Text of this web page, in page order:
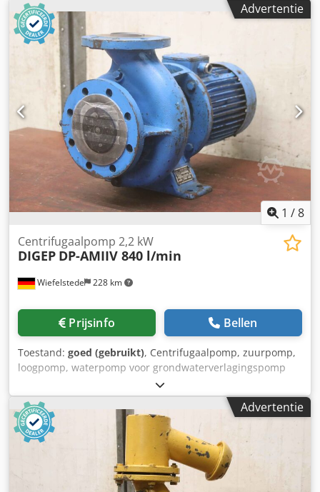
Advertentie
1 /8
Wiefelstede 228 km
Centrifugaalpomp 2,2 kW
DIGEP DP-AMIIV 840 l/min
Prijsinfo Bellen
Toestand: goed (gebruikt), Centrifugaalpomp, zuurpomp,
loogpomp, waterpomp voor grondwaterverlagingspomp
Dkodpfx Adsv Ai Epjwsr -Fabrikant: DIGEP Diósgyor
Maschinenfabrik, centrifugaalpomp type DP-AMIIV -Motor:
Evig 2,2 kW - Prestaties: 14 l/s / 840 l/min / 50,4 m³/u -
Leveringshoogte: 8 m -Buisaansluiting ingang: Ø 100 mm -
Buisaansluiting uitgang: Ø 75 mm -Afmetingen:
580/290/H380 mm -Gewicht: 83 kg
Advertentie